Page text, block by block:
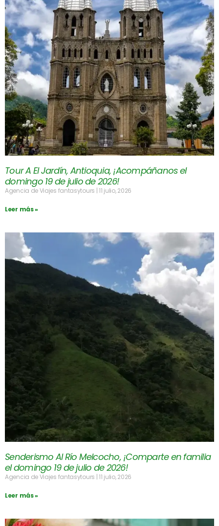
Tour A El Jardín, Antioquia, ¡Acompáñanos el
domingo 19 de julio de 2026!
Agencia de Viajes fantasytours 11 julio, 2026
Leer más »
Senderismo Al Río Melcocho, ¡Comparte en familia
el domingo 19 de julio de 2026!
Agencia de Viajes fantasytours 11 julio, 2026
Leer más »